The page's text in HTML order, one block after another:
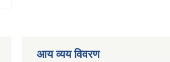
आय व्यय विवरण